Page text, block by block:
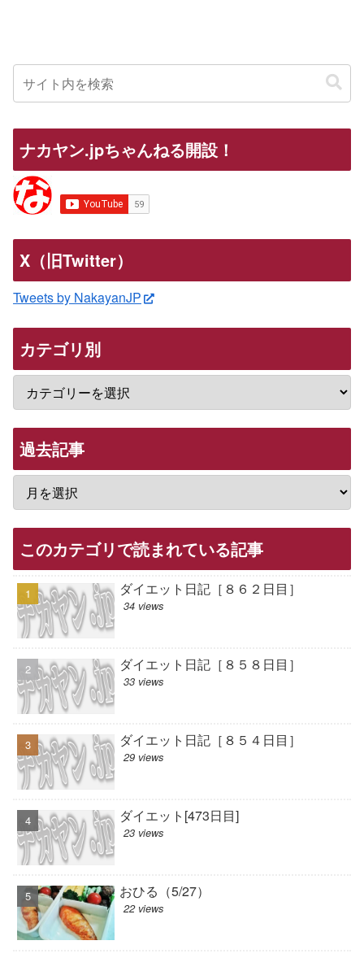
ナカヤン.jpちゃんねる開設！
X（旧Twitter）
Tweets by NakayanJP
カテゴリ別
過去記事
このカテゴリで読まれている記事
ダイエット日記［８６２日目］
34 views
ダイエット日記［８５８日目］
33 views
ダイエット日記［８５４日目］
29 views
ダイエット[473日目]
23 views
おひる（5/27）
22 views